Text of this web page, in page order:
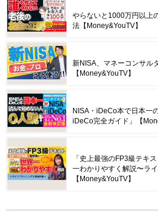
やらないと1000万円以上
法【Money&YouTV】
新NISA、マネーコンサル
【Money&YouTV】
NISA・iDeCo本で日本一
iDeCo完全ガイド」【
「史上最強のFP3級テキ
一わかりやすく解説〜ラ
【Money&YouTV】